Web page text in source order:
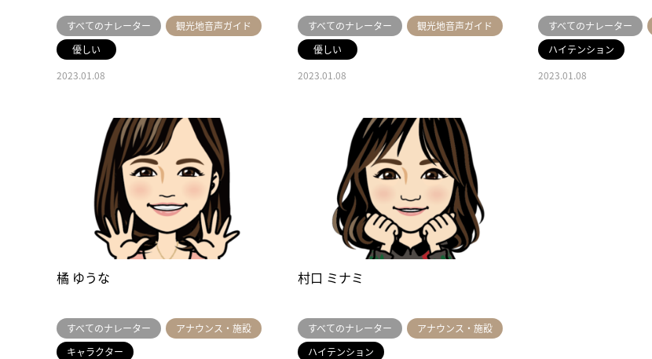
すべてのナレーター
観光地音声ガイド
優しい
2023.01.08
すべてのナレーター
観光地音声ガイド
優しい
2023.01.08
すべてのナレーター
ハイテンション
2023.01.08
橘 ゆうな
すべてのナレーター
アナウンス・施設
キャラクター
村口 ミナミ
すべてのナレーター
アナウンス・施設
ハイテンション